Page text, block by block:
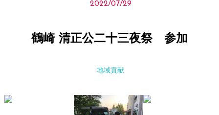
2022/07/29
鶴崎 清正公二十三夜祭 参加
地域貢献